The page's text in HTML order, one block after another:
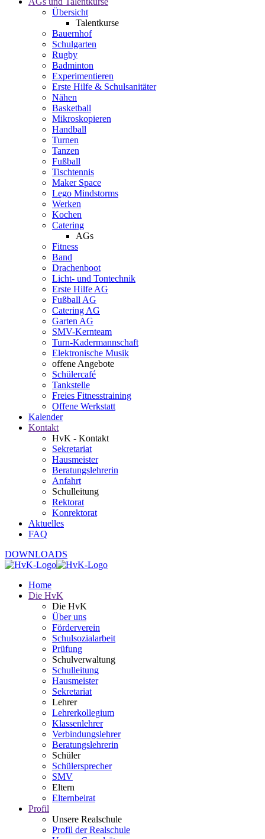
Übersicht
Talentkurse
Bauernhof
Schulgarten
Rugby
Badminton
Experimentieren
Erste Hilfe & Schulsanitäter
Nähen
Basketball
Mikroskopieren
Handball
Turnen
Tanzen
Fußball
Tischtennis
Maker Space
Lego Mindstorms
Werken
Kochen
Catering
AGs
Fitness
Band
Drachenboot
Licht- und Tontechnik
Erste Hilfe AG
Fußball AG
Catering AG
Garten AG
SMV-Kernteam
Turn-Kadermannschaft
Elektronische Musik
offene Angebote
Schülercafé
Tankstelle
Freies Fitnesstraining
Offene Werkstatt
Kalender
Kontakt
HvK - Kontakt
Sekretariat
Hausmeister
Beratungslehrerin
Anfahrt
Schulleitung
Rektorat
Konrektorat
Aktuelles
FAQ
DOWNLOADS
Home
Die HvK
Die HvK
Über uns
Förderverein
Schulsozialarbeit
Prüfung
Schulverwaltung
Schulleitung
Hausmeister
Sekretariat
Lehrer
Lehrerkollegium
Klassenlehrer
Verbindungslehrer
Beratungslehrerin
Schüler
Schülersprecher
SMV
Eltern
Elternbeirat
Profil
Unsere Realschule
Profil der Realschule